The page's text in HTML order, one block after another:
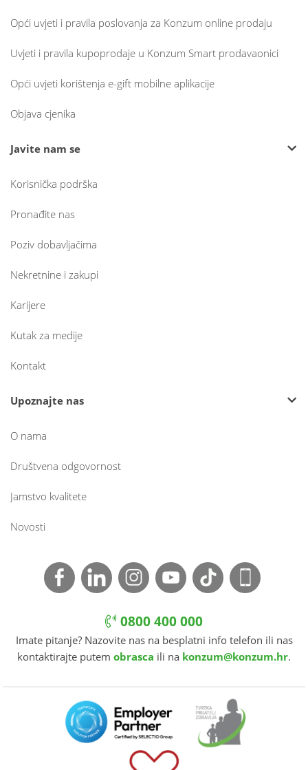
Opći uvjeti i pravila poslovanja za Konzum online prodaju
Uvjeti i pravila kupoprodaje u Konzum Smart prodavaonici
Opći uvjeti korištenja e-gift mobilne aplikacije
Objava cjenika
Javite nam se
Korisnička podrška
Pronađite nas
Poziv dobavljačima
Nekretnine i zakupi
Karijere
Kutak za medije
Kontakt
Upoznajte nas
O nama
Društvena odgovornost
Jamstvo kvalitete
Novosti
0800 400 000
Imate pitanje? Nazovite nas na besplatni info telefon ili nas
kontaktirajte putem obrasca ili na konzum@konzum.hr.